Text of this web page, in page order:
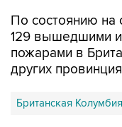
По состоянию на
129 вышедшими
пожарами в
других
Британская Колумбия